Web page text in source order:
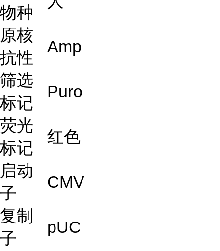
物种
原核
抗性
Amp
筛选
标记
Puro
荧光
标记
红色
启动
子
CMV
复制
子
pUC